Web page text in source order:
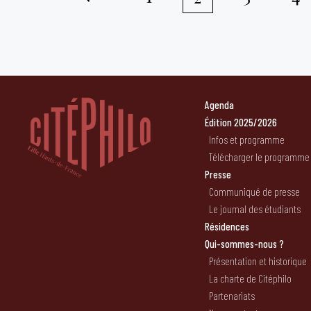
publications
Agenda
Édition 2025/2026
Infos et programme
Télécharger le programme
Presse
Communiqué de presse
Le journal des étudiants
Résidences
Qui-sommes-nous ?
Présentation et historique
La charte de Citéphilo
Partenariats